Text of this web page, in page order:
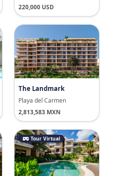
220,000 USD
The Landmark
Playa del Carmen
2,813,583 MXN
Tour Virtual